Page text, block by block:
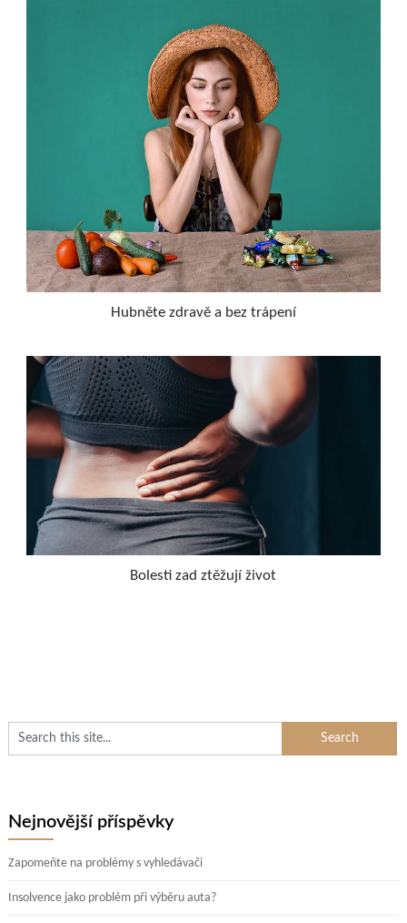
Hubněte zdravě a bez trápení
Bolesti zad ztěžují život
Nejnovější příspěvky
Zapomeňte na problémy s vyhledávači
Insolvence jako problém při výběru auta?